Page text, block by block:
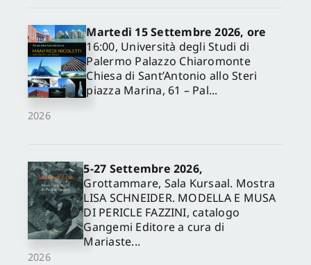
2026
Martedì 15 Settembre 2026, ore
16:00, Università degli Studi di
Palermo Palazzo Chiaromonte
Chiesa di Sant’Antonio allo Steri
piazza Marina, 61 – Pal...
2026
5-27 Settembre 2026,
Grottammare, Sala Kursaal. Mostra
LISA SCHNEIDER. MODELLA E MUSA
DI PERICLE FAZZINI, catalogo
Gangemi Editore a cura di
Mariaste...